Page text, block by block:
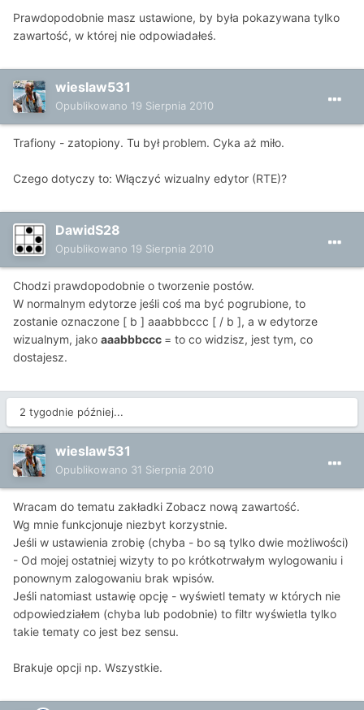
Prawdopodobnie masz ustawione, by była pokazywana tylko
zawartość, w której nie odpowiadałeś.
wieslaw531
Opublikowano 19 Sierpnia 2010
Trafiony - zatopiony. Tu był problem. Cyka aż miło.
Czego dotyczy to: Włączyć wizualny edytor (RTE)?
DawidS28
Opublikowano 19 Sierpnia 2010
Chodzi prawdopodobnie o tworzenie postów.
W normalnym edytorze jeśli coś ma być pogrubione, to
zostanie oznaczone [ b ] aaabbbccc [ / b ], a w edytorze
wizualnym, jako aaabbbccc = to co widzisz, jest tym, co
dostajesz.
2 tygodnie później...
wieslaw531
Opublikowano 31 Sierpnia 2010
Wracam do tematu zakładki Zobacz nową zawartość.
Wg mnie funkcjonuje niezbyt korzystnie.
Jeśli w ustawienia zrobię (chyba - bo są tylko dwie możliwości)
- Od mojej ostatniej wizyty to po krótkotrwałym wylogowaniu i
ponownym zalogowaniu brak wpisów.
Jeśli natomiast ustawię opcję - wyświetl tematy w których nie
odpowiedziałem (chyba lub podobnie) to filtr wyświetla tylko
takie tematy co jest bez sensu.
Brakuje opcji np. Wszystkie.